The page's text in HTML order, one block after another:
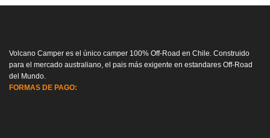
Volcano Camper es el único camper 100% Off-Road en Chile. Construido
para el mercado australiano, el pais más exigente en estandares Off-Road
del Mundo.
FORMAS DE PAGO: